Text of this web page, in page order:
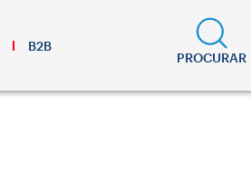
B2B
PROCURAR